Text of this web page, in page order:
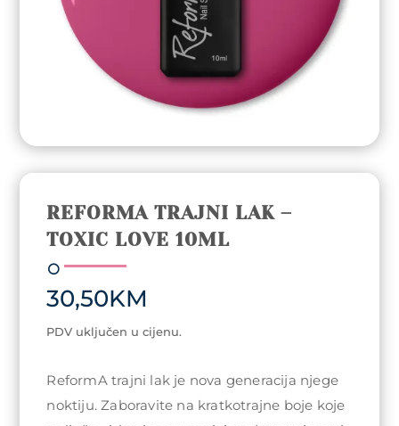
REFORMA TRAJNI LAK –
TOXIC LOVE 10ML
30,50KM
PDV uključen u cijenu.
ReformA trajni lak je nova generacija njege
noktiju. Zaboravite na kratkotrajne boje koje